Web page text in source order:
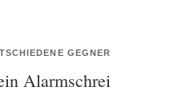
GEGNER
Alarmschrei